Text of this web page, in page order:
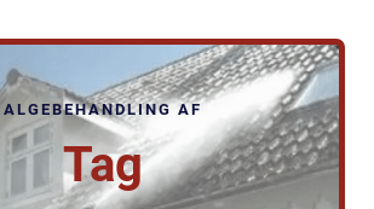
ALGEBEHANDLING AF
Tag